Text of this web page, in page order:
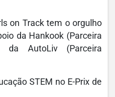
on Track tem o orgulho
da Hankook (Parceira
da AutoLiv (Parceira
STEM no E-Prix de